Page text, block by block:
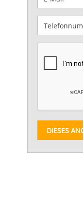
DIESES